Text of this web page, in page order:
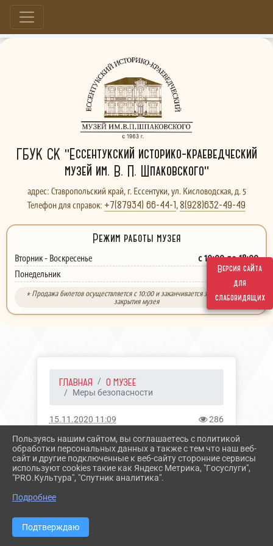
Версия сайта
для
слабовидящих
Больше, чем музей...
ГБУК СК "Ессентукский историко-краеведческий
музей им. В. П. Шпаковского"
адрес: Ставропольский край, г. Ессентуки, ул. Кисловодская, д. 5
Телефон для справок: +7(87934) 66-44-1,8(928)632-49-49
Режим работы музея
Вторник - Воскресенье с 10:00 до 18:00
Понедельник выходной
* Продажа билетов осуществляется с 10:00 и заканчивается за 30 минут до
закрытия музея
ГЛАВНАЯ О МУЗЕЕ
Меры безопасности
15.11.2020 11:09 286
МЕРЫ БЕЗОПАСНОСТИ
Обработка персональных данных
Пользуясь нашим сайтом, вы соглашаетесь с политикой
обработки персональных данных а также с тем что наш веб-
сайт и другие подключенные к веб-сайту сторонние сервисы
используют cookies такие как Яндекс Метрика, "Госуслуги",
"PRO.Культура", "Спутник аналитика".
Подробнее
Подтверждаю